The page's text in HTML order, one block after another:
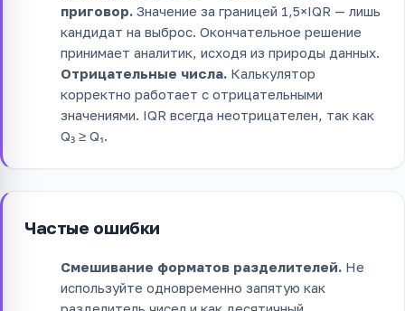
приговор. Значение за границей 1,5×IQR — лишь
кандидат на выброс. Окончательное решение
принимает аналитик, исходя из природы данных.
Отрицательные числа. Калькулятор
корректно работает с отрицательными
значениями. IQR всегда неотрицателен, так как
Q₃ ≥ Q₁.
Частые ошибки
Смешивание форматов разделителей. Не
используйте одновременно запятую как